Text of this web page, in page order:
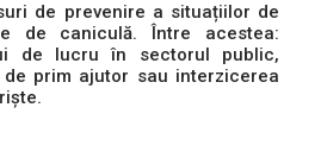
de prevenire a situațiilor de
de caniculă. Între acestea:
de lucru în sectorul public,
prim ajutor sau interzicerea